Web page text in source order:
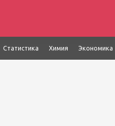
Статистика Химия Экономика